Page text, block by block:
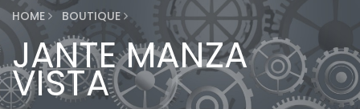
HOME BOUTIQUE
JANTE MANZA
VISTA